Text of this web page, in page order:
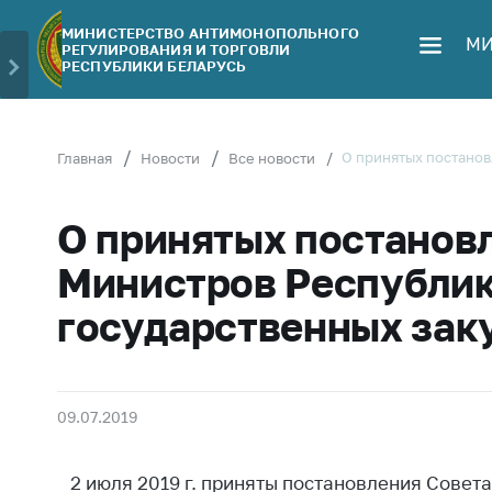
Министерство
Руководство
Министерства
Законодательство
Антикоррупционная
деятельность
совет
цен
МИНИСТЕРСТВО АНТИМОНОПОЛЬНОГО
РЕГУЛИРОВАНИЯ И ТОРГОВЛИ
РЕСПУБЛИКИ БЕЛАРУСЬ
Главная Новости Все новости О принятых
О принятых
Министров
государственных
09.07.2019
2 июля 2019 г. приняты постановления